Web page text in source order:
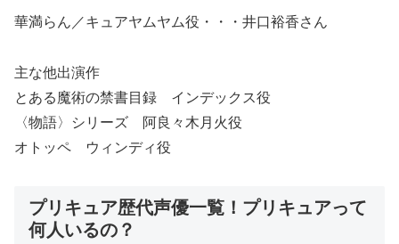
華満らん／キュアヤムヤム役・・・井口裕香さん
主な他出演作
とある魔術の禁書目録 インデックス役
〈物語〉シリーズ 阿良々木月火役
オトッペ ウィンディ役
プリキュア歴代声優一覧！プリキュアって
何人いるの？